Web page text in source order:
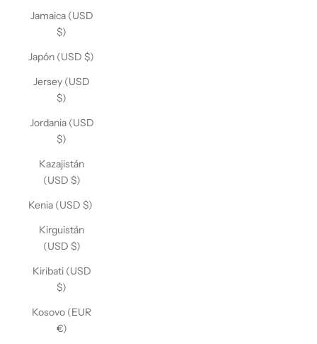
Jamaica (USD
$)
Japón (USD $)
Jersey (USD
$)
Jordania (USD
$)
Kazajistán
(USD $)
Kenia (USD $)
Kirguistán
(USD $)
Kiribati (USD
$)
Kosovo (EUR
€)